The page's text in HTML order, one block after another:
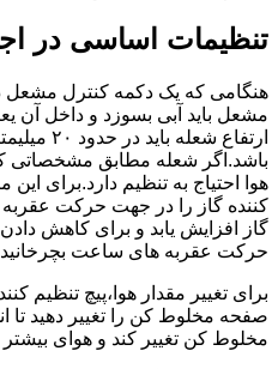
تنظیمات اساسی در
هنگامی که یک دکمه کنترل مشعل
مشعل باید آبی بسوزد و داخل
ارتفاع
باشد.اگر شعله مطابق مشخصاتی
هوا احتیاج به تنظیم دارد.برای
کننده گاز را در جهت حرکت
گاز افزایش یابد و برای کاهش
حرکت عقربه های ساعت
برای تغییر مقدار هوا،پیچ تنظیم
صفحه مخلوط کن را تغییر دهید تا
مخلوط کن تغییر کند و هوای